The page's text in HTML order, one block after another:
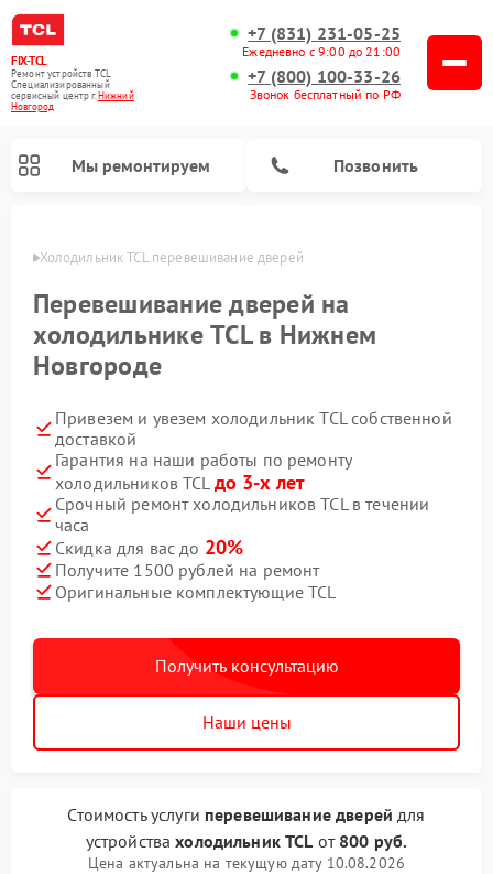
FIX-TCL
Ремонт устройств TCL
Специализированный
cервисный центр г.Нижний
Новгород
+7 (831) 231-05-25
Ежедневно с 9:00 до 21:00
+7 (800) 100-33-26
Звонок бесплатный по РФ
Мы ремонтируем Позвонить
Холодильник TCL перевешивание дверей
Перевешивание дверей на
холодильнике TCL в Нижнем
Новгороде
Привезем и увезем холодильник TCL собственной
доставкой
Гарантия на наши работы по ремонту
холодильников TCL до 3-х лет
Срочный ремонт холодильников TCL в течении
часа
Скидка для вас до 20%
Получите 1500 рублей на ремонт
Оригинальные комплектующие TCL
Получить консультацию
Наши цены
Стоимость услуги перевешивание дверей для
устройствахолодильник TCL от 800 руб.
Цена актуальна на текущую дату 10.08.2026